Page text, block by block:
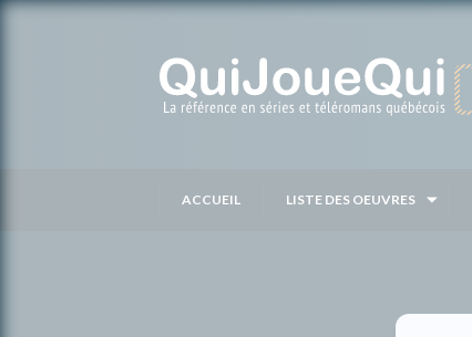
ACCUEIL LISTE DES OEUVRES